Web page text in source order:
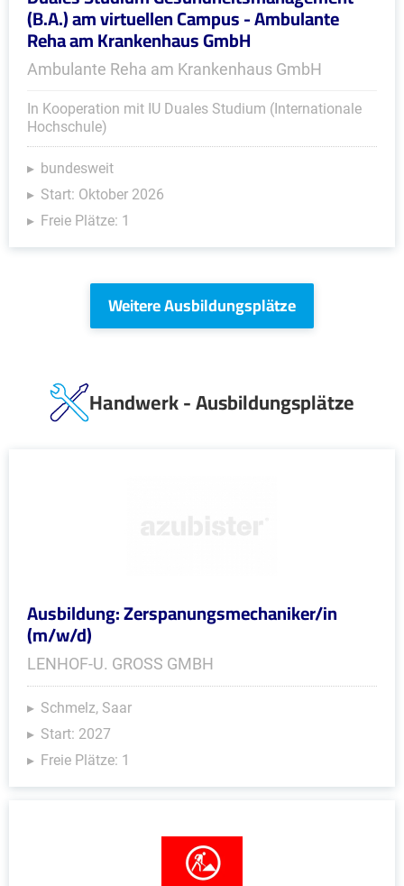
(B.A.) am virtuellen Campus - Ambulante
Reha am Krankenhaus GmbH
Ambulante Reha am Krankenhaus GmbH
In Kooperation mit IU Duales Studium (Internationale
Hochschule)
bundesweit
Start: Oktober 2026
Freie Plätze: 1
Weitere Ausbildungsplätze
Handwerk - Ausbildungsplätze
Ausbildung: Zerspanungsmechaniker/in
(m/w/d)
LENHOF-U. GROSS GMBH
Schmelz, Saar
Start: 2027
Freie Plätze: 1